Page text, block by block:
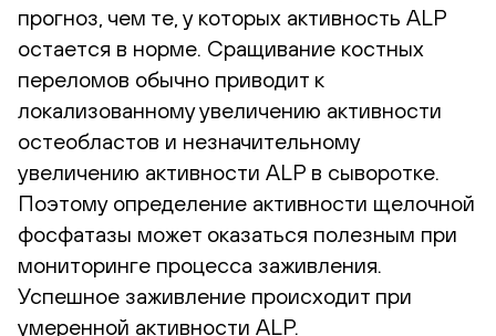
прогноз, чем те, у которых активность ALP
остается в норме. Сращивание костных
переломов обычно приводит к
локализованному увеличению активности
остеобластов и незначительному
увеличению активности ALP в сыворотке.
Поэтому определение активности щелочной
фосфатазы может оказаться полезным при
мониторинге процесса заживления.
Успешное заживление происходит при
умеренной активности ALP.